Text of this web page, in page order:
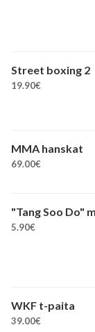
Street boxing 2
19.90€
MMA hanskat
69.00€
"Tang Soo Do"
5.90€
WKF t-paita
39.00€